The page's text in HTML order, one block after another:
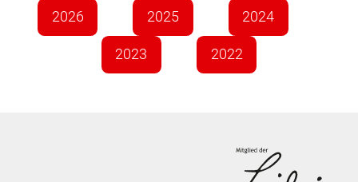
2026 2025 2024
2023 2022